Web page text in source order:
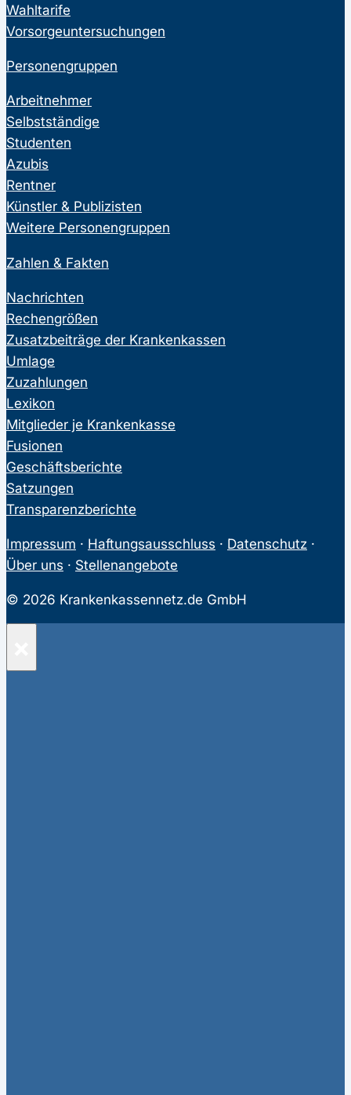
Wahltarife
Vorsorgeuntersuchungen
Personengruppen
Arbeitnehmer
Selbstständige
Studenten
Azubis
Rentner
Künstler & Publizisten
Weitere Personengruppen
Zahlen & Fakten
Nachrichten
Rechengrößen
Zusatzbeiträge der Krankenkassen
Umlage
Zuzahlungen
Lexikon
Mitglieder je Krankenkasse
Fusionen
Geschäftsberichte
Satzungen
Transparenzberichte
Impressum · Haftungsausschluss · Datenschutz ·
Über uns · Stellenangebote
© 2026 Krankenkassennetz.de GmbH